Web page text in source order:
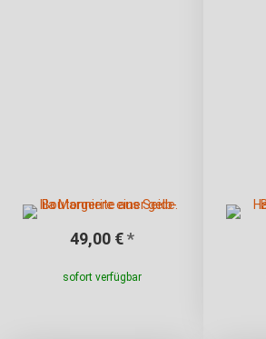
49,00 € *
sofort verfügbar